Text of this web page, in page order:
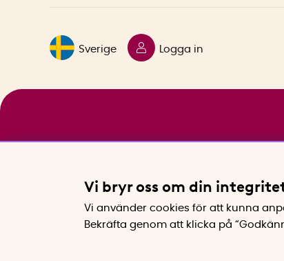
Sverige Logga in
Vi bryr oss om din
Vi använder cookies för att kunna
Bekräfta genom att klicka på